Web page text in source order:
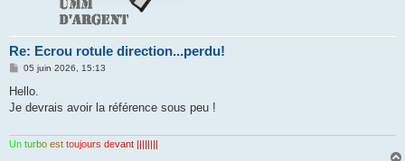
Re: Ecrou rotule direction...perdu!
M
s
a
05 juin 2026, 15:13
Hello.
Je devrais avoir la référence sous peu !
Un turbo est toujours devant ||||||||